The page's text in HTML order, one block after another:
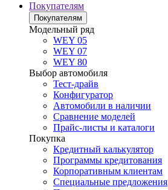
Покупателям
Покупателям
Модельный ряд
WEY 05
WEY 07
WEY 80
Выбор автомобиля
Тест-драйв
Конфигуратор
Автомобили в наличии
Сравнение моделей
Прайс-листы и каталоги
Покупка
Кредитный калькулятор
Программы кредитования
Корпоративным клиентам
Специальные предложения